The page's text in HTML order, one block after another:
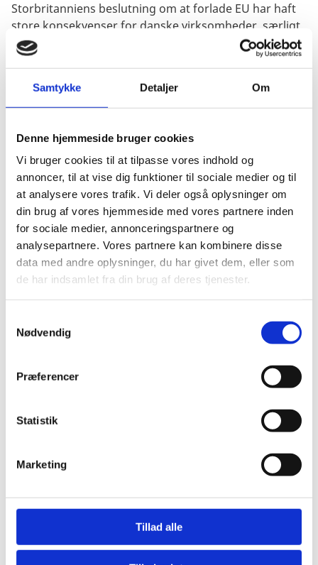
Samtykke Detaljer Om
Denne hjemmeside bruger cookies
Vi bruger cookies til at tilpasse vores indhold og
annoncer, til at vise dig funktioner til sociale medier og til
at analysere vores trafik. Vi deler også oplysninger om
din brug af vores hjemmeside med vores partnere inden
for sociale medier, annonceringspartnere og
analysepartnere. Vores partnere kan kombinere disse
data med andre oplysninger, du har givet dem, eller som
de har indsamlet fra din brug af deres tjenester.
Nødvendig
Præferencer
Statistik
Marketing
Tillad alle
Storbritanniens beslutning om at forlade EU har haft
store konsekvenser for danske virksomheder, særligt
SMV'er. Derfor er der blevet afsat penge til at
understøtte danske virksomheder, der har været
genoprettes og de negative konsekvenser af brexit
kan imødegås.
Hvis din virksomhed har oplevet stigende
omkostninger, mødt nye handelsbarrierer, tabt
kommercielle muligheder eller direkte haft nedgang i
eksporten til Storbritannien som følge af brexit, kan
du eksempelvis få støtte til omstilling til nye
eksportmarkeder eller håndtering af de nye
administrative byrder i Storbritannien.
Det betyder konkret, at du kan benytte The Trade
arrangere og deltage i erhvervsfremstød.
alle verdens markeder. Læs mere om de to muligheder
Stoette Til Brexit Erhvervsfremstoed
Oeget Tilskud Til Smv Indsatser